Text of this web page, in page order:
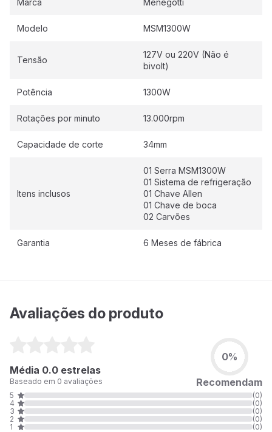
Marca Menegotti
Modelo MSM1300W
Tensão
127V ou 220V (Não é
bivolt)
Potência 1300W
Rotações por minuto 13.000rpm
Capacidade de corte 34mm
Itens inclusos
01 Serra MSM1300W
01 Sistema de refrigeração
01 Chave Allen
01 Chave de boca
02 Carvões
Garantia 6 Meses de fábrica
Avaliações do produto
Média 0.0 estrelas
Baseado em 0 avaliações
0%
Recomendam
5
(0)
4
(0)
3
(0)
2
(0)
1
(0)